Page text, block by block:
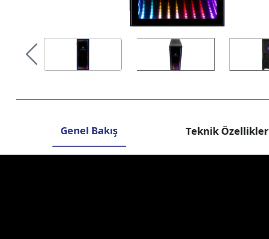
Genel Bakış Teknik Özellikler